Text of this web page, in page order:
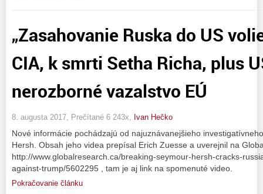
„Zasahovanie Ruska do US
CIA, k smrti Setha Richa, plus
nerozborné vazalstvo EÚ
8. augusta 2017, Prečítané 6 243x, Ivan Hečko
Nové informácie pochádzajú od najuznávanejšieho
Hersh. Obsah jeho videa prepísal Erich Zuesse a uverejnil na
http://www.globalresearch.ca/breaking-seymour-hersh-cracks-
against-trump/5602295 , tam je aj link na spomenuté video.
Pokračovanie článku